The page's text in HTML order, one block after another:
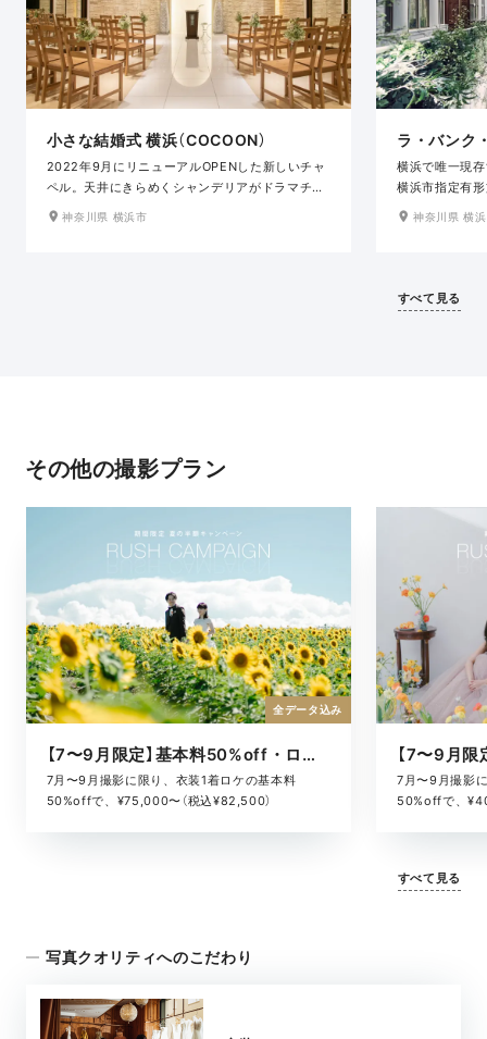
小さな結婚式 横浜（COCOON）
2022年9月にリニューアルOPENした新しいチャ
ペル。天井にきらめくシャンデリアがドラマチッ
クなシーンを演出するコクーンチャペルは、ペッ
神奈川県 横浜市
ラ・バンク
横浜で唯一現
横浜市指定有
ンク・ド・ロ
的なセレモニ
神奈川県 横
すべて見る
その他の撮影プラン
【7〜9月限定】基本料50%off・ロケキャンペーン
7月〜9月撮影に限り、衣装1着ロケの基本料
50%offで、¥75,000〜（税込¥82,500）
全データ込み
7月〜9月撮影
50%offで、
すべて見る
写真クオリティへのこだわり